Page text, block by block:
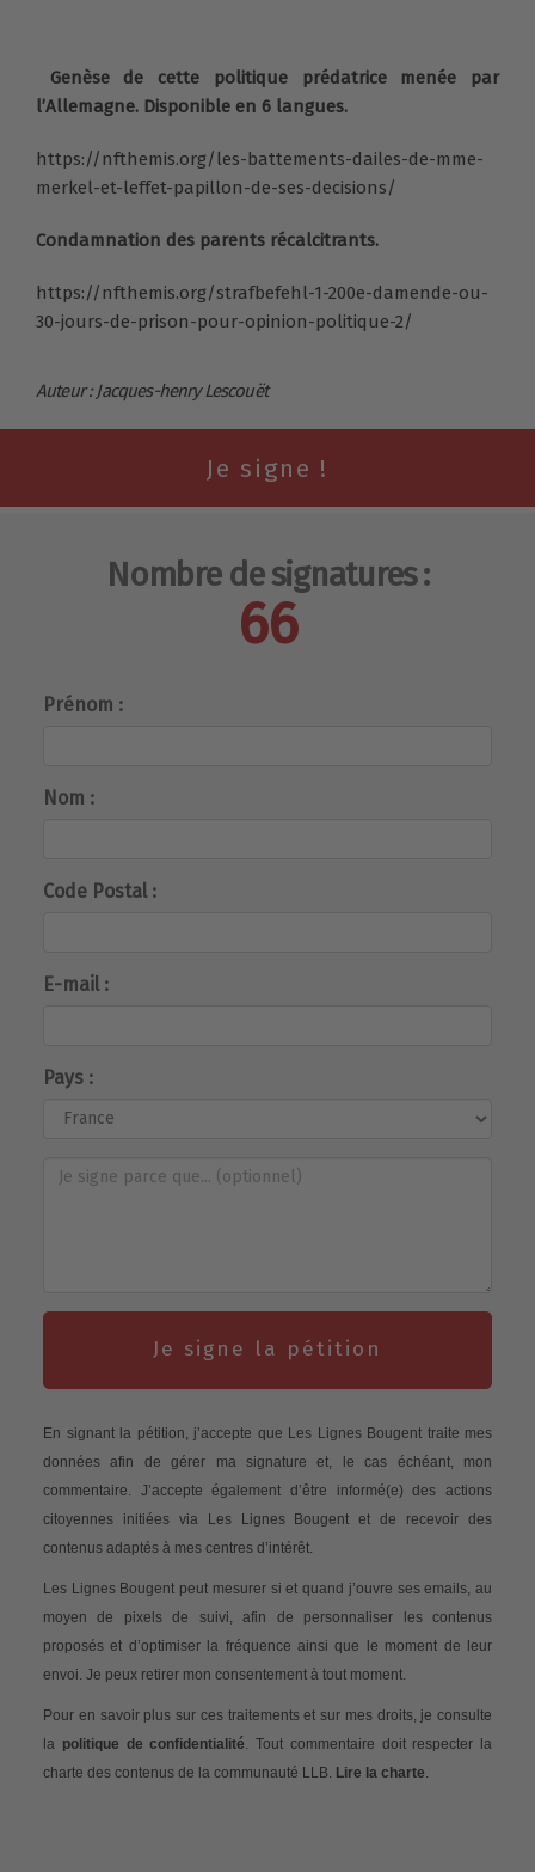
Genèse de cette politique prédatrice menée par
l’Allemagne. Disponible en 6 langues.
https://nfthemis.org/les-battements-dailes-de-mme-
merkel-et-leffet-papillon-de-ses-decisions/
Condamnation des parents récalcitrants.
https://nfthemis.org/strafbefehl-1-200e-damende-ou-
30-jours-de-prison-pour-opinion-politique-2/
Auteur : Jacques-henry Lescouët
Nombre de signatures :
66
Prénom :
Nom :
Code Postal :
E-mail :
Pays :
Je signe la pétition
En signant la pétition, j’accepte que Les Lignes Bougent traite mes
données afin de gérer ma signature et, le cas échéant, mon
commentaire. J’accepte également d’être informé(e) des actions
citoyennes initiées via Les Lignes Bougent et de recevoir des
contenus adaptés à mes centres d’intérêt.
Les Lignes Bougent peut mesurer si et quand j’ouvre ses emails, au
moyen de pixels de suivi, afin de personnaliser les contenus
proposés et d’optimiser la fréquence ainsi que le moment de leur
envoi. Je peux retirer mon consentement à tout moment.
Pour en savoir plus sur ces traitements et sur mes droits, je consulte
la politique de confidentialité . Tout commentaire doit respecter la
charte des contenus de la communauté LLB. Lire la charte